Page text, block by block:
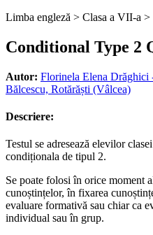
Limba engleză > Clasa a VII-a >
Conditional Type 2
Autor: Florinela Elena Drăghici
Bălcescu, Rotărăști (Vâlcea)
Descriere:
Testul se adresează elevilor
condiționala de tipul 2.
Se poate folosi în orice moment
cunoștințelor, în fixarea
evaluare formativă sau chiar ca
individual sau în grup.